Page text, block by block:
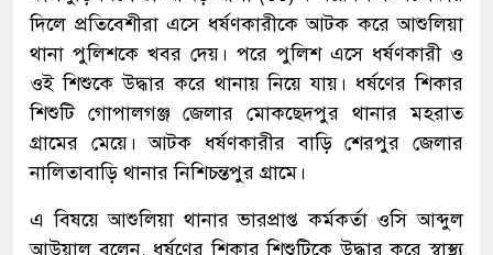
দিলে প্রতিবেশীরা এসে ধর্ষণকারীকে আটক করে আশুলিয়া
থানা পুলিশকে খবর দেয়। পরে পুলিশ এসে ধর্ষণকারী ও
ওই শিশুকে উদ্ধার করে থানায় নিয়ে যায়। ধর্ষণের শিকার
শিশুটি গোপালগঞ্জ জেলার মোকছেদপুর থানার মহরাত
গ্রামের মেয়ে। আটক ধর্ষণকারীর বাড়ি শেরপুর জেলার
নালিতাবাড়ি থানার নিশিচন্তপুর গ্রামে।
এ বিষয়ে আশুলিয়া থানার ভারপ্রাপ্ত কর্মকর্তা ওসি আব্দুল
আউয়াল বলেন, ধর্ষণের শিকার শিশুটিকে উদ্ধার করে স্বাস্থ্য